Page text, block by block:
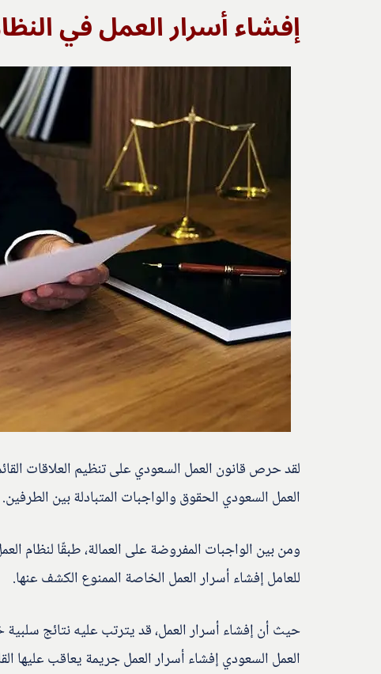
إفشاء أسرار العمل في
لقد حرص قانون العمل السعودي على تنظيم العلاقات
العمل السعودي الحقوق والواجبات المتبادلة بين الطرفين.
ومن بين الواجبات المفروضة على العمالة، طبقًا لنظام
للعامل إفشاء أسرار العمل الخاصة الممنوع الكشف عنها.
حيث أن إفشاء أسرار العمل، قد يترتب عليه نتائج سلبية
العمل السعودي إفشاء أسرار العمل جريمة يعاقب عليها